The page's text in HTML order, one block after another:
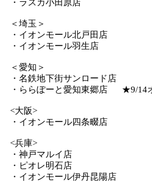
・ラスカ小田原店
＜埼玉＞
・イオンモール北戸田店
・イオンモール羽生店
＜愛知＞
・名鉄地下街サンロード店
・ららぽーと愛知東郷店 ★9/14
<大阪>
・イオンモール四条畷店
<兵庫>
・神戸マルイ店
・ピオレ明石店
・イオンモール伊丹昆陽店